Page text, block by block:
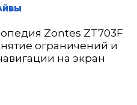
Zontes ZT703F
ограничений и
на экран